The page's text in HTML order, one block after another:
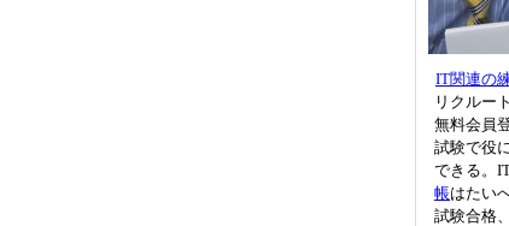
IT関連の
リクルー
無料会員
試験で役
できる。
帳はたい
試験合格